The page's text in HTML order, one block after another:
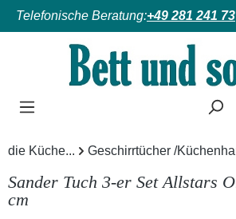
Zum Hauptinhalt springen
Telefonische Beratung:+49 281 241 73
die Küche... Geschirrtücher /
Sander Tuch 3-er Set Allstars
cm